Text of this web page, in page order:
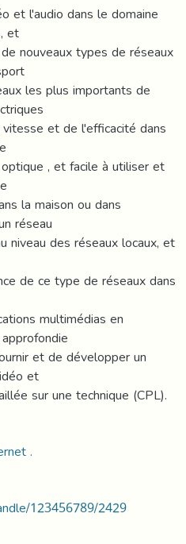
et l'audio dans le domaine
et
nouveaux types de réseaux
les plus importants de
et de l'efficacité dans
, et facile à utiliser et
la maison ou dans
réseau
niveau des réseaux locaux, et
de ce type de réseaux dans
multimédias en
et de développer un
et
sur une technique (CPL).
.
123456789/2429